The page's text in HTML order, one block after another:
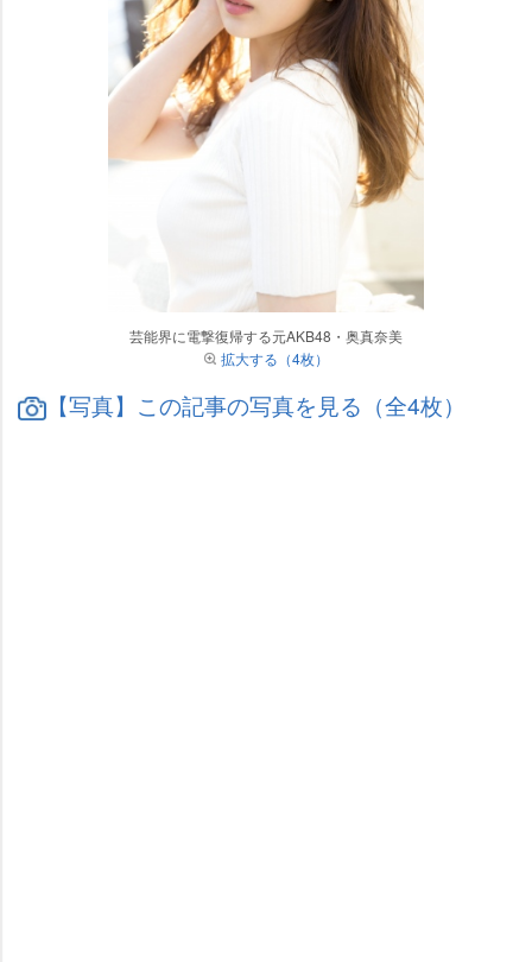
芸能界に電撃復帰する元AKB48・奥真奈美
拡大する（4枚）
【写真】この記事の写真を見る（全4枚）